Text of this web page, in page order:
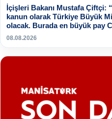
İçişleri Bakanı Mustafa Çiftçi:
kanun olarak Türkiye Büyük
olacak. Burada en büyük pay
08.08.2026